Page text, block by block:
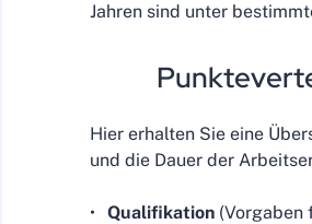
Jahren sind unter
Hier erhalten Sie eine
und die Dauer der
Qualifikation (Vorgaben